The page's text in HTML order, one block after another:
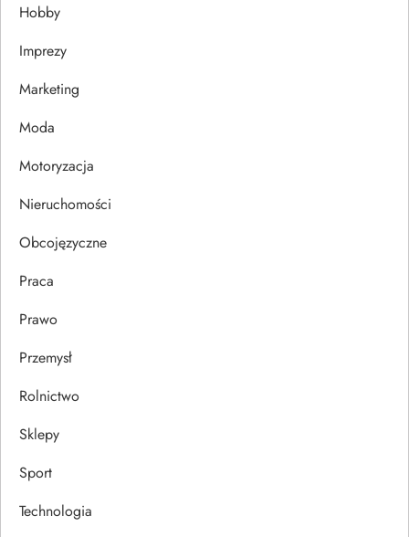
a
w
p
u
Hobby
Imprezy
Marketing
Moda
Motoryzacja
Nieruchomości
Obcojęzyczne
Praca
Prawo
Przemysł
Rolnictwo
Sklepy
Sport
Technologia